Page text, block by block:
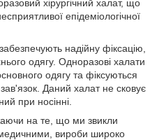
хірургічний халат, що
епідеміологічної
надійну фіксацію,
одягу. Одноразові халати
одягу та фіксуються
Даний халат не сковує
при носінні.
на те, що ми звикли
вироби широко